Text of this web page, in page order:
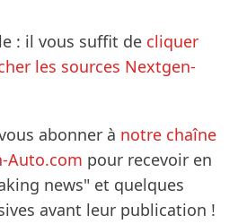
: il vous suffit de cliquer
les sources Nextgen-
abonner à notre chaîne
Auto.com pour recevoir en
news" et quelques
avant leur publication !